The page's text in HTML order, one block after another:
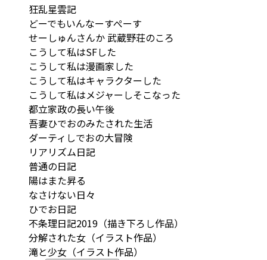
狂乱星雲記
どーでもいんなーすぺーす
せーしゅんさんか 武蔵野荘のころ
こうして私はSFした
こうして私は漫画家した
こうして私はキャラクターした
こうして私はメジャーしそこなった
都立家政の長い午後
吾妻ひでおのみたされた生活
ダーティしでおの大冒険
リアリズム日記
普通の日記
陽はまた昇る
なさけない日々
ひでお日記
不条理日記2019（描き下ろし作品）
分解された女（イラスト作品）
滝と少女（イラスト作品）